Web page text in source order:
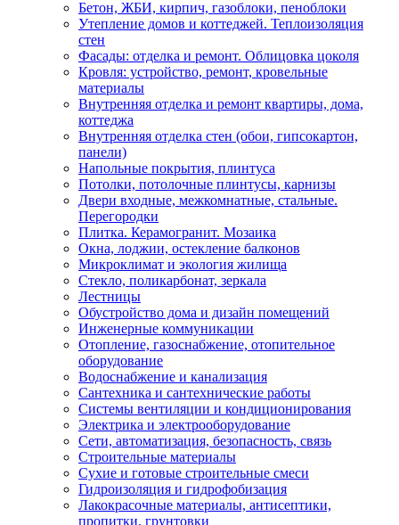
Бетон, ЖБИ, кирпич, газоблоки, пеноблоки
Утепление домов и коттеджей. Теплоизоляция
стен
Фасады: отделка и ремонт. Облицовка цоколя
Кровля: устройство, ремонт, кровельные
материалы
Внутренняя отделка и ремонт квартиры, дома,
коттеджа
Внутренняя отделка стен (обои, гипсокартон,
панели)
Напольные покрытия, плинтуса
Потолки, потолочные плинтусы, карнизы
Двери входные, межкомнатные, стальные.
Перегородки
Плитка. Керамогранит. Мозаика
Окна, лоджии, остекление балконов
Микроклимат и экология жилища
Стекло, поликарбонат, зеркала
Лестницы
Обустройство дома и дизайн помещений
Инженерные коммуникации
Отопление, газоснабжение, отопительное
оборудование
Водоснабжение и канализация
Сантехника и сантехнические работы
Системы вентиляции и кондиционирования
Электрика и электрооборудование
Сети, автоматизация, безопасность, связь
Строительные материалы
Сухие и готовые строительные смеси
Гидроизоляция и гидрофобизация
Лакокрасочные материалы, антисептики,
пропитки, грунтовки